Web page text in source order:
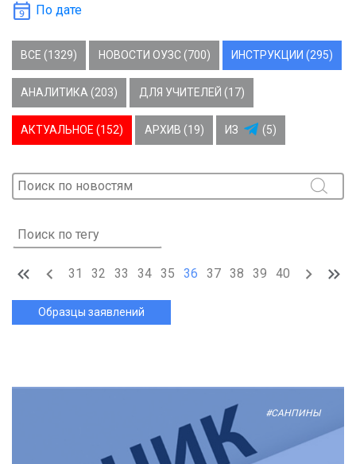
По дате
ВСЕ (1329) НОВОСТИ ОУЗС (700) ИНСТРУКЦИИ (295)
АНАЛИТИКА (203) ДЛЯ УЧИТЕЛЕЙ (17)
АКТУАЛЬНОЕ (152) АРХИВ (19) ИЗ (5)
31 32 33 34 35 36 37 38 39 40
Образцы заявлений
#САНПИНЫ